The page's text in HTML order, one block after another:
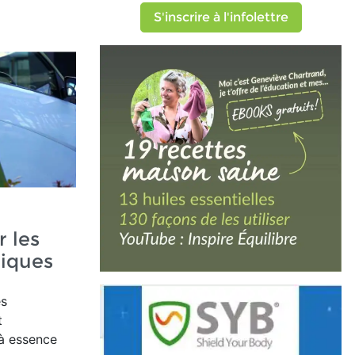
les
essence
S'inscrire à l'infolettre